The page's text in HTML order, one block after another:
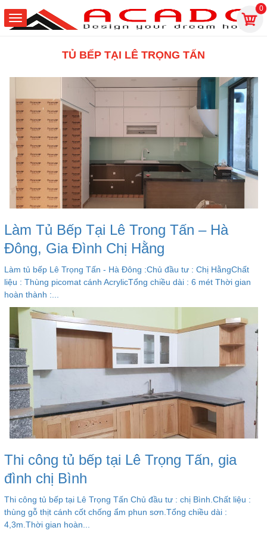
0
TỦ BẾP TẠI LÊ TRỌNG TẤN
Làm Tủ Bếp Tại Lê Trong Tấn – Hà
Đông, Gia Đình Chị Hằng
Làm tủ bếp Lê Trọng Tấn - Hà Đông :Chủ đầu tư : Chị HằngChất
liệu : Thùng picomat cánh AcrylicTổng chiều dài : 6 mét Thời gian
hoàn thành :...
Thi công tủ bếp tại Lê Trọng Tấn, gia
đình chị Bình
Thi công tủ bếp tại Lê Trọng Tấn Chủ đầu tư : chị Bình.Chất liệu :
thùng gỗ thịt cánh cốt chống ẩm phun sơn.Tổng chiều dài :
4,3m.Thời gian hoàn...